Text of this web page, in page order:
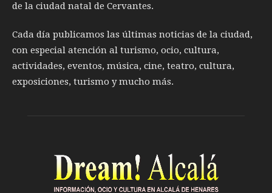
de la ciudad natal de Cervantes.
Cada día publicamos las últimas noticias de la ciudad,
con especial atención al turismo, ocio, cultura,
actividades, eventos, música, cine, teatro, cultura,
exposiciones, turismo y mucho más.